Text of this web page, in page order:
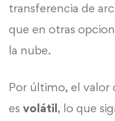
transferencia de
que en otras
la nube.
Por último, el valor
es volátil, lo que